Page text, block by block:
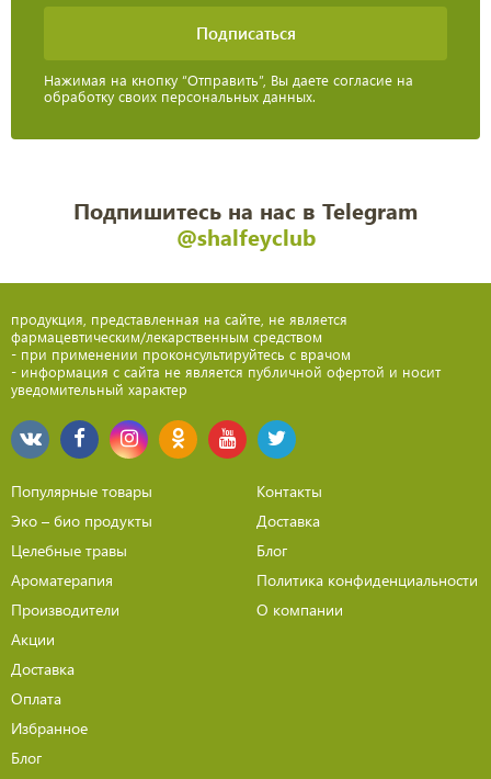
Нажимая на кнопку “Отправить”, Вы даете согласие на
обработку своих персональных данных.
Подпишитесь на нас в Telegram
@shalfeyclub
продукция, представленная на сайте, не является
фармацевтическим/лекарственным средством
- при применении проконсультируйтесь с врачом
- информация с сайта не является публичной офертой и носит
уведомительный характер
Популярные товары
Эко – био продукты
Целебные травы
Ароматерапия
Производители
Акции
Доставка
Оплата
Избранное
Блог
Контакты
Доставка
Блог
Политика конфиденциальности
О компании